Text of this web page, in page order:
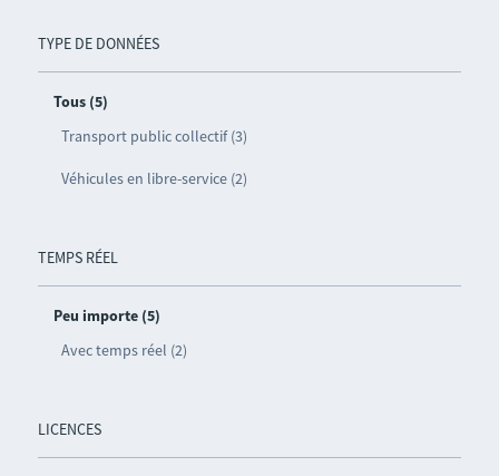
TYPE DE DONNÉES
Tous (5)
Transport public collectif (3)
Véhicules en libre-service (2)
TEMPS RÉEL
Peu importe (5)
Avec temps réel (2)
LICENCES